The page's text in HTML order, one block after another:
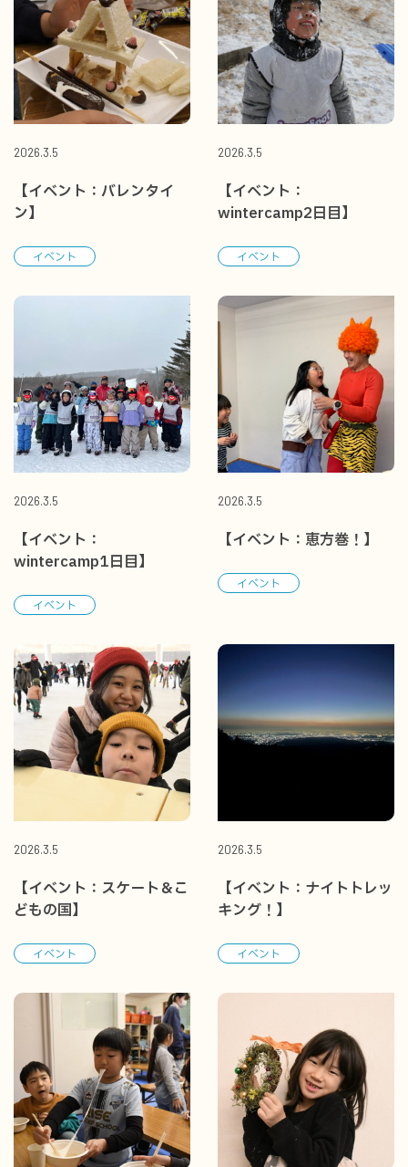
2026.3.5
【イベント：バレンタイ
ン】
イベント
2026.3.5
【イベント：
wintercamp2日目】
イベント
2026.3.5
【イベント：
wintercamp1日目】
イベント
2026.3.5
【イベント：恵方巻！】
イベント
2026.3.5
【イベント：スケート＆こ
どもの国】
イベント
2026.3.5
【イベント：ナイトトレッ
キング！】
イベント